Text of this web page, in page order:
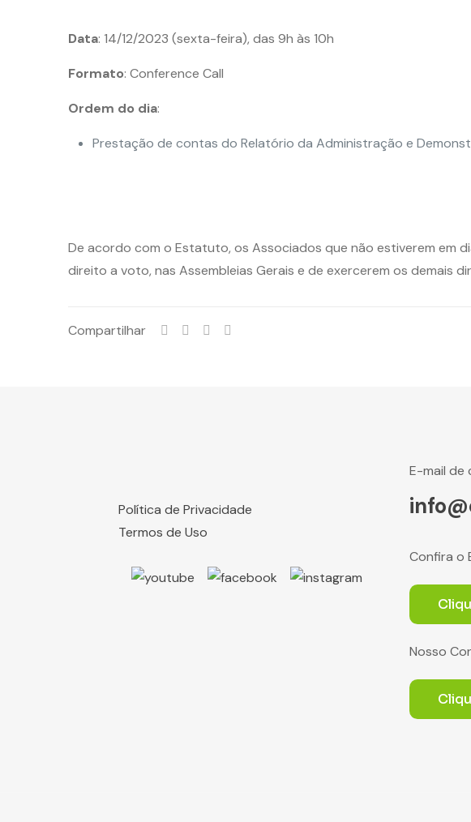
Data: 14/12/2023 (sexta-feira), das 9h às 10h
Formato: Conference Call
Ordem do dia:
Prestação de contas do Relatório da Administração e
De acordo com o Estatuto, os Associados que não estiverem em
direito a voto, nas Assembleias Gerais e de exercerem os demais
Compartilhar
Política de Privacidade
Termos de Uso
E-mail
Confira o
Nosso